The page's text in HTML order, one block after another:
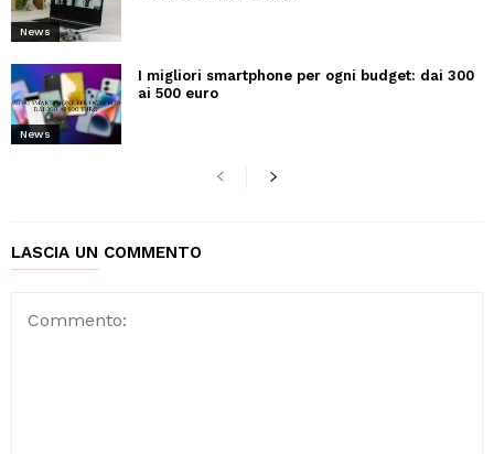
News
News
I migliori smartphone per ogni budget: dai 300
ai 500 euro
LASCIA UN COMMENTO